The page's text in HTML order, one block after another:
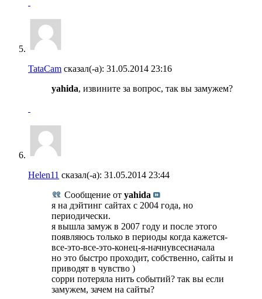
TataCam сказал(-а): 31.05.2014 23:16
yahida, извините за вопрос, так вы замужем?
Helen11 сказал(-а): 31.05.2014 23:44
Сообщение от yahida
я на дэйтинг сайтах с 2004 года, но
периодически.
я вышла замуж в 2007 году и после этого
появляюсь только в периоды когда кажется-
все-это-все-это-конец-я-начнувсесначала
но это быстро проходит, собственно, сайты и
приводят в чувство )
сорри потеряла нить событий? так вы если
замужем, зачем на сайты?